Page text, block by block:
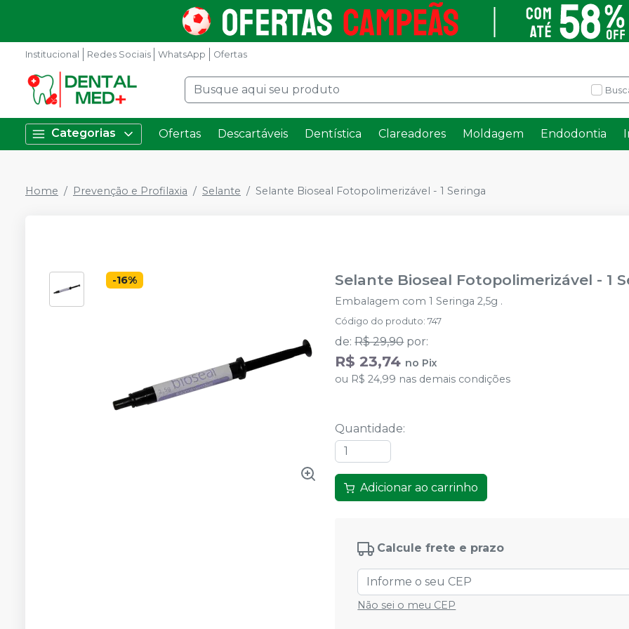
Institucional Redes Sociais WhatsApp Ofertas
Categorias Ofertas Descartáveis Dentística Clareadores Moldagem Endodontia
Home Prevenção e Profilaxia Selante Selante Bioseal Fotopolimerizável - 1 Seringa
-16% Selante Bioseal Fotopolimerizável - 1
Embalagem com 1 Seringa 2,5g .
Código do produto:747
de: R$ 29,90 por:
R$ 23,74 no Pix
ou R$ 24,99 nas demais condições
Quantidade:
Adicionar ao carrinho
Calcule frete e prazo
Não sei o meu CEP